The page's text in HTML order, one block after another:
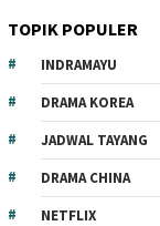
TOPIK POPULER
INDRAMAYU
DRAMA KOREA
JADWAL TAYANG
DRAMA CHINA
NETFLIX